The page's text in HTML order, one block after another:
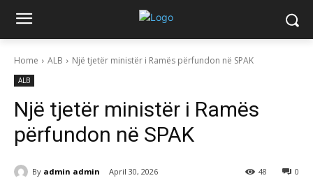
Home ALB Një tjetër ministër i Ramës përfundon në SPAK
ALB
Një tjetër ministër i Ramës
përfundon në SPAK
By admin admin April 30, 2026 0
48